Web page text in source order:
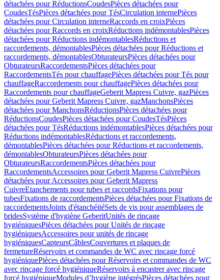
détachées pour RéductionsCoudesPièces détachées pour
CoudesTésPièces détachées pour TésCirculation internePièces
détachées pour Circulation interneRaccords en croixPièces
détachées pour Raccords en croixRéductions indémontablesPièces
détachées pour Réductions indémontablesRéductions et
raccordements, démontablesPièces détachées pour Réductions et
raccordements, démontablesObturateursPièces détachées pour
ObturateursRaccordementsPièces détachées pour
RaccordementsTés pour chauffagePièces détachées pour Tés pour
chauffageRaccordements pour chauffagePièces détachées pour
Raccordements pour chauffageGeberit Mapress Cuivre, gazPièces
détachées pour Geberit Mapress Cuivre, gazManchonsPièces
détachées pour ManchonsRéductionsPièces détachées pour
RéductionsCoudesPièces détachées pour CoudesTésPièces
détachées pour TésRéductions indémontablesPièces détachées pour
Réductions indémontablesRéductions et raccordements,
démontablesPièces détachées pour Réductions et raccordements,
démontablesObturateursPièces détachées pour
ObturateursRaccordementsPièces détachées pour
RaccordementsAccessoires pour Geberit Mapress CuivrePièces
détachées pour Accessoires pour Geberit Mapress
CuivreEtanchements pour tubes et raccordsFixations pour
tubesFixations de raccordementsPièces détachées pour Fixations de
raccordementsJoints d'étanchéitéSets de vis pour assemblages de
bridesSystème d'hygiène GeberitUnités de rinçage
hygiéniquesPièces détachées pour Unités de rinçage
hygiéniquesAccessoires pour unités de rinçage
hygiéniquesCapteursCâblesCouvertures et plaques de
fermetureRéservoirs et commandes de WC avec rinçage forcé
hygiéniquePièces détachées pour Réservoirs et commandes de WC
avec rinçage forcé hygiéniqueRéservoirs à encastrer avec rinçage
forcé hygiéniqueModules d’hygiène intégrésPièces détachées pour